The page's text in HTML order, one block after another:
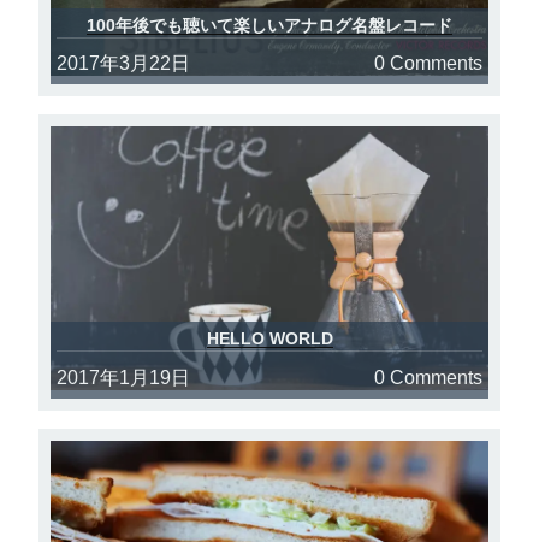
100年後でも聴いて楽しいアナログ名盤レコード
2017年3月22日 0 Comments
HELLO WORLD
2017年1月19日 0 Comments